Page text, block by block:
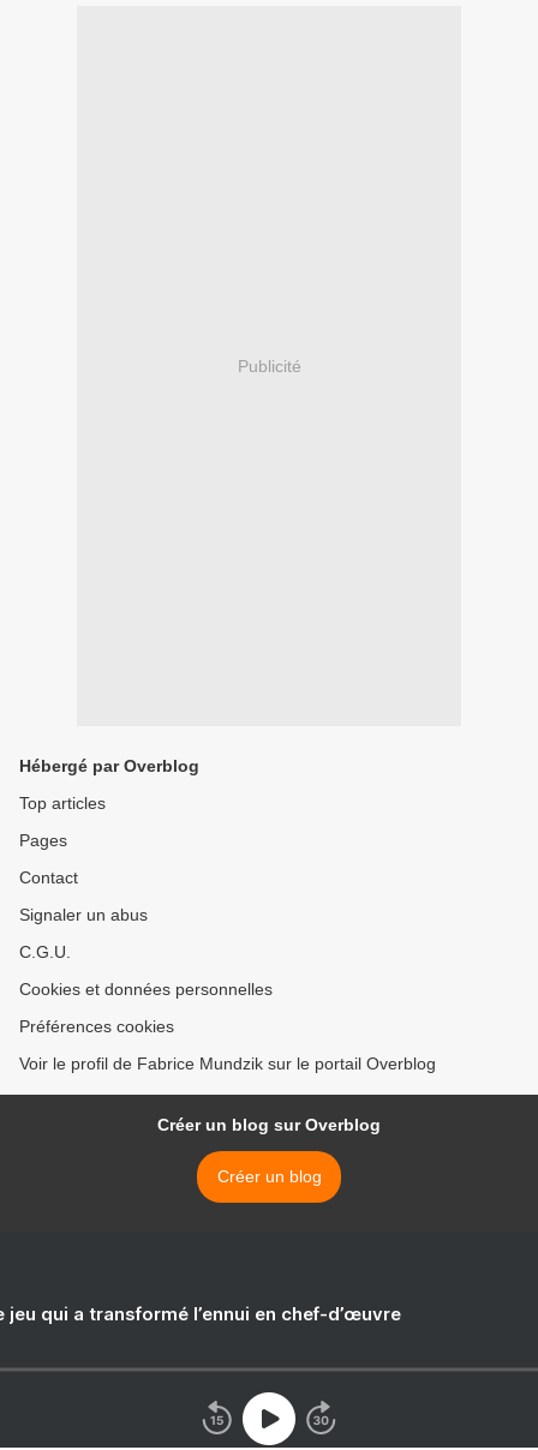
Publicité
Hébergé par Overblog
Top articles
Pages
Contact
Signaler un abus
C.G.U.
Cookies et données personnelles
Préférences cookies
Voir le profil de Fabrice Mundzik sur le portail Overblog
Créer un blog sur Overblog
Créer un blog
jeu qui a transformé l’ennui en chef-d’œuvre